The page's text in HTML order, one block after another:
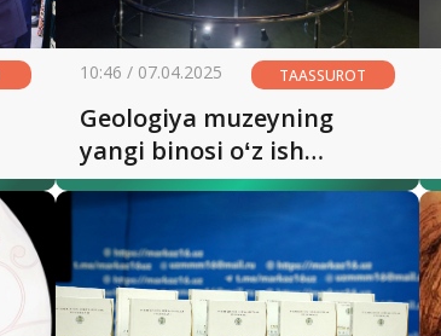
10:46 / 07.04.2025 TAASSUROT
Geologiya muzeyning
yangi binosi oʻz ish
faoliyatini boshladi